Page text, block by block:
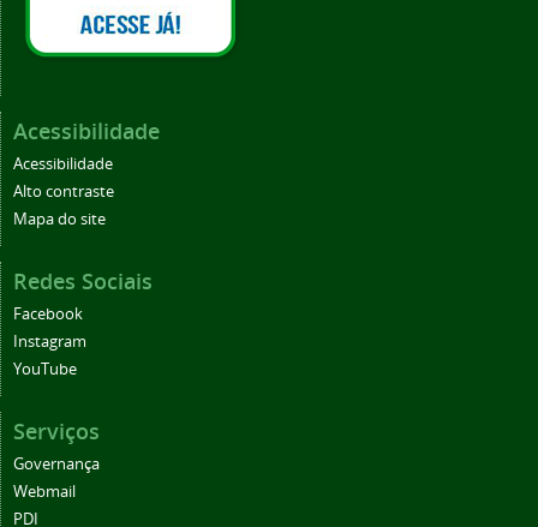
Acessibilidade
Acessibilidade
Alto contraste
Mapa do site
Redes Sociais
Facebook
Instagram
YouTube
Serviços
Governança
Webmail
PDI